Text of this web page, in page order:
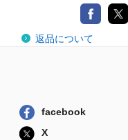
返品について
facebook
X